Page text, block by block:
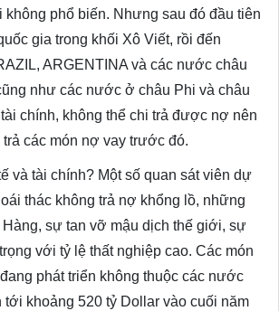
phổ biến. Nhưng sau đó đầu tiên
gia trong khối Xô Viết, rồi đến
ARGENTINA và các nước châu
như các nước ở châu Phi và châu
chính, không thể chi trả được nợ nên
các món nợ vay trước đó.
và tài chính? Một số quan sát viên dự
thác không trả nợ khổng lồ, những
Hàng, sự tan vỡ mậu dịch thế giới, sự
với tỷ lệ thất nghiệp cao. Các món
phát triển không thuộc các nước
tới khoảng 520 tỷ Dollar vào cuối năm